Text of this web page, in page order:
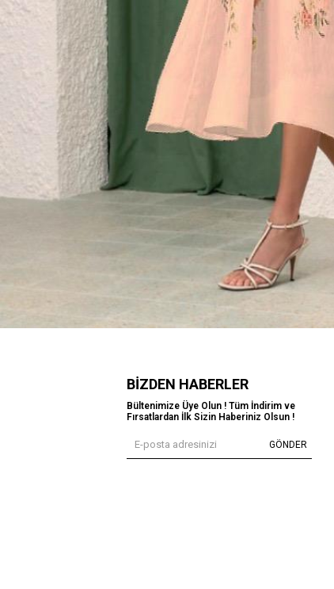
BIZDEN HABERLER
Bültenimize Üye Olun ! Tüm İndirim ve
Fırsatlardan İlk Sizin Haberiniz Olsun !
GÖNDER